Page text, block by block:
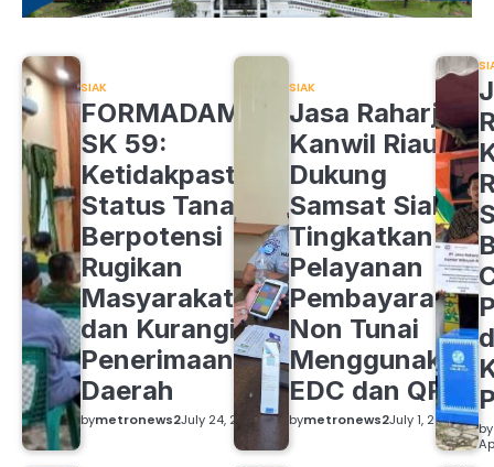
SIAK
FORMADAM
SK 59:
Ketidakpastian
Status Tanah
Berpotensi
Rugikan
Masyarakat
dan Kurangi
Penerimaan
Daerah
bymetronews2July 24, 2026
SIAK
Jasa Raharja
Kanwil Riau
Dukung
Samsat Siak
Tingkatkan
Pelayanan
Pembayaran
Non Tunai
Menggunakan
EDC dan QRIS
bymetronews2July 1, 2026 by